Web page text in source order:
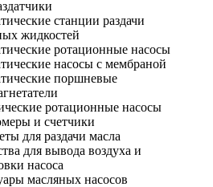
станции раздачи
жидкостей
ротационные насосы
насосы с мембраной
поршневые
ротационные насосы
и счетчики
для раздачи масла
для вывода воздуха и
насоса
масляных насосов